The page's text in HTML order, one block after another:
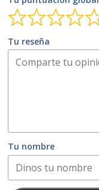
Tu reseña
Tu nombre